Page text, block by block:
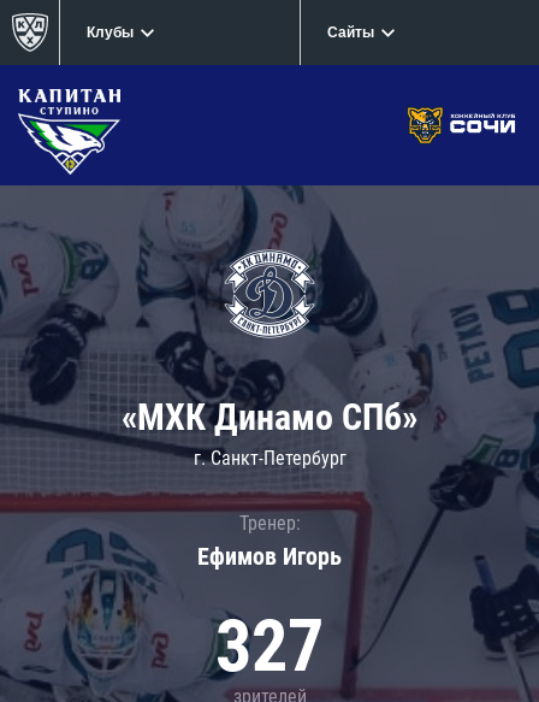
Клубы Сайты
«МХК Динамо СПб»
г. Санкт-Петербург
Тренер:
Ефимов Игорь
327
зрителей